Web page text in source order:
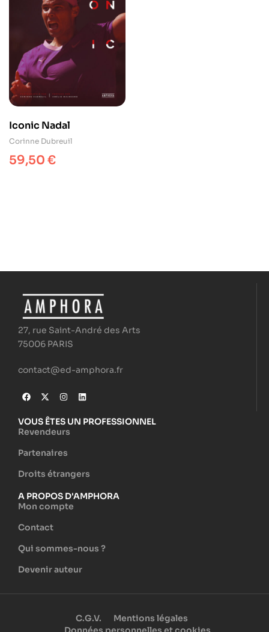
Iconic Nadal
Corinne Dubreuil
59,50 €
27, rue Saint-André des Arts
75006 PARIS
contact@ed-amphora.fr
VOUS ÊTES UN PROFESSIONNEL
Revendeurs
Partenaires
Droits étrangers
A PROPOS D'AMPHORA
Mon compte
Contact
Qui sommes-nous ?
Devenir auteur
C.G.V.
Mentions légales